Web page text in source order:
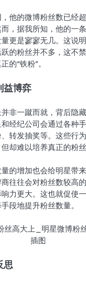
他的微博粉丝数已经
，据我所知，他的一
更是寥寥无几。这说
的粉丝并不多，这不
的“铁粉”。
益博弈
非一蹴而就，背后隐
经纪公司会通过各种
转发抽奖等。这些行
却难以培养真正的粉丝
的增加也会给明星带
往往会对粉丝数较高
力更大。这也就促使
段地提升粉丝数量。
思